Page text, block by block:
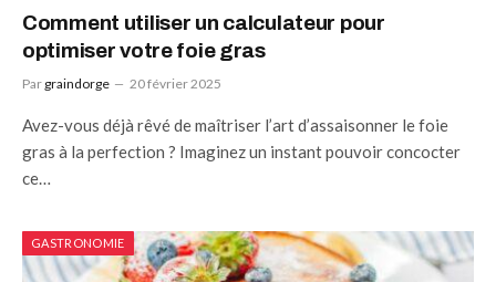
Comment utiliser un calculateur pour
optimiser votre foie gras
Par graindorge 20 février 2025
Avez-vous déjà rêvé de maîtriser l’art d’assaisonner le foie
gras à la perfection ? Imaginez un instant pouvoir concocter
ce…
GASTRONOMIE